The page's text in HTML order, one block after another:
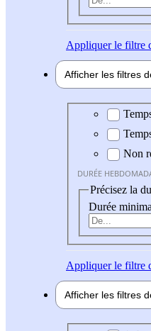
Appliquerle filtre
Afficher les filtres
Durée
Non
DURÉE
Précisez la
Durée
Appliquerle filtre
Afficher les filtres